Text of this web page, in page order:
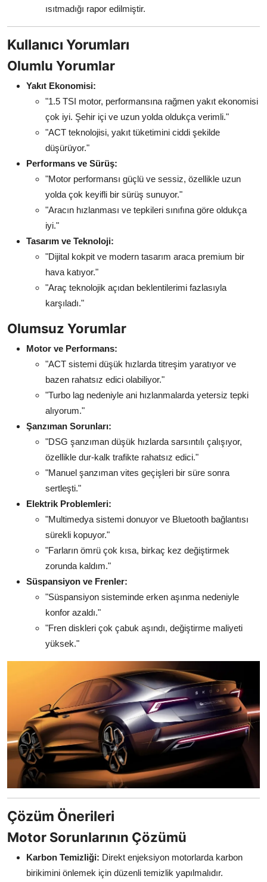
ısıtmadığı rapor edilmiştir.
Kullanıcı Yorumları
Olumlu Yorumlar
Yakıt Ekonomisi:
"1.5 TSI motor, performansına rağmen yakıt ekonomisi
çok iyi. Şehir içi ve uzun yolda oldukça verimli."
"ACT teknolojisi, yakıt tüketimini ciddi şekilde
düşürüyor."
Performans ve Sürüş:
"Motor performansı güçlü ve sessiz, özellikle uzun
yolda çok keyifli bir sürüş sunuyor."
"Aracın hızlanması ve tepkileri sınıfına göre oldukça
iyi."
Tasarım ve Teknoloji:
"Dijital kokpit ve modern tasarım araca premium bir
hava katıyor."
"Araç teknolojik açıdan beklentilerimi fazlasıyla
karşıladı."
Olumsuz Yorumlar
Motor ve Performans:
"ACT sistemi düşük hızlarda titreşim yaratıyor ve
bazen rahatsız edici olabiliyor."
"Turbo lag nedeniyle ani hızlanmalarda yetersiz tepki
alıyorum."
Şanzıman Sorunları:
"DSG şanzıman düşük hızlarda sarsıntılı çalışıyor,
özellikle dur-kalk trafikte rahatsız edici."
"Manuel şanzıman vites geçişleri bir süre sonra
sertleşti."
Elektrik Problemleri:
"Multimedya sistemi donuyor ve Bluetooth bağlantısı
sürekli kopuyor."
"Farların ömrü çok kısa, birkaç kez değiştirmek
zorunda kaldım."
Süspansiyon ve Frenler:
"Süspansiyon sisteminde erken aşınma nedeniyle
konfor azaldı."
"Fren diskleri çok çabuk aşındı, değiştirme maliyeti
yüksek."
Çözüm Önerileri
Motor Sorunlarının Çözümü
Karbon Temizliği: Direkt enjeksiyon motorlarda karbon
birikimini önlemek için düzenli temizlik yapılmalıdır.